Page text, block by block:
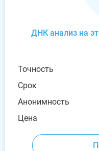
ДНК анализ на
Точность
Срок
Анонимность
Цена